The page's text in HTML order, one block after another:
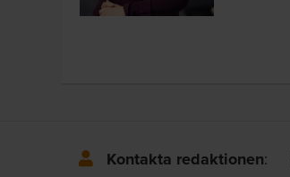
Kontakta redaktionen: